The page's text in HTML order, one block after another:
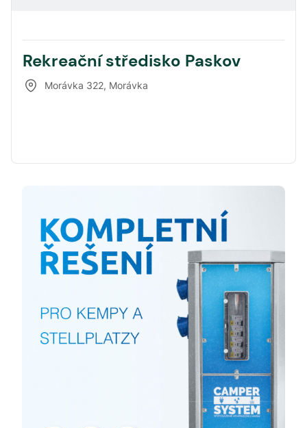
Rekreační středisko Paskov
Morávka 322, Morávka